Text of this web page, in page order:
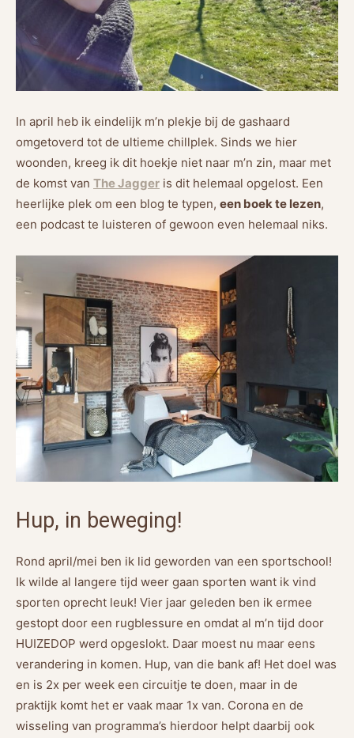
In april heb ik eindelijk m’n plekje bij de gashaard
omgetoverd tot de ultieme chillplek. Sinds we hier
woonden, kreeg ik dit hoekje niet naar m’n zin, maar met
de komst van The Jagger is dit helemaal opgelost. Een
heerlijke plek om een blog te typen, een boek te lezen,
een podcast te luisteren of gewoon even helemaal niks.
Hup, in beweging!
Rond april/mei ben ik lid geworden van een sportschool!
Ik wilde al langere tijd weer gaan sporten want ik vind
sporten oprecht leuk! Vier jaar geleden ben ik ermee
gestopt door een rugblessure en omdat al m’n tijd door
HUIZEDOP werd opgeslokt. Daar moest nu maar eens
verandering in komen. Hup, van die bank af! Het doel was
en is 2x per week een circuitje te doen, maar in de
praktijk komt het er vaak maar 1x van. Corona en de
wisseling van programma’s hierdoor helpt daarbij ook